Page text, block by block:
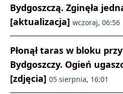
Bydgoszczą. Zginęła
[aktualizacja] wczoraj, 06:56
Płonął taras w bloku
Bydgoszczy. Ogień
[zdjęcia] 05 sierpnia, 16:01